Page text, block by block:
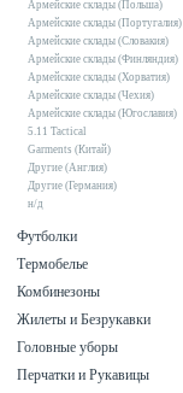
Армейские склады (Польша)
Армейские склады (Португалия)
Армейские склады (Словакия)
Армейские склады (Финляндия)
Армейские склады (Хорватия)
Армейские склады (Чехия)
Армейские склады (Югославия)
5.11 Tactical
Garments (Китай)
Другие (Англия)
Другие (Германия)
н/д
Футболки
Термобелье
Комбинезоны
Жилеты и Безрукавки
Головные уборы
Перчатки и Рукавицы